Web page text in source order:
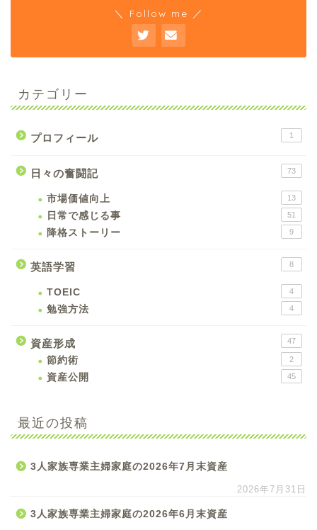
＼ Follow me ／
カテゴリー
プロフィール 1
日々の奮闘記 73
市場価値向上 13
日常で感じる事 51
降格ストーリー 9
英語学習 8
TOEIC 4
勉強方法 4
資産形成 47
節約術 2
資産公開 45
最近の投稿
3人家族専業主婦家庭の2026年7月末資産
2026年7月31日
3人家族専業主婦家庭の2026年6月末資産